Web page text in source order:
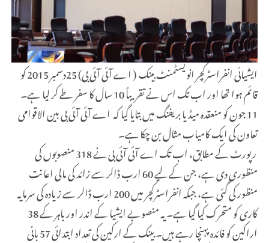
ایشیائی انفراسٹرکچر انویسٹمنٹ بینک ( اے آئی آئی بی) 25دسمبر 2015 کو
قائم ہوا تھا اور اب تک اس نے تقریباً 10 سال کا سفر طے کر لیا ہے۔
11 جون کو منعقدہ میڈیا بریفنگ میں بتایا گیا کہ اے آئی آئی بی بین الاقوامی
تعاون کی ایک کامیاب مثال بن چکا ہے۔
رپورٹ کے مطابق، اب تک اے آئی آئی بی نے 318 منصوبوں کی
منظوری دی ہے، جن کے لیے 60 ارب ڈالر سے زائد کی مالی اعانت
منظور کی گئی ہے، جبکہ انفراسٹرکچر میں 200 ارب ڈالر سے زیادہ کی سرمایہ
کاری کو متحرک کیا گیا ہے۔ یہ منصوبے ایشیا کے اندر اور باہر کے 38
اراکین کو فائدہ پہنچا رہے ہیں۔ بینک کے ارکین کی تعداد ابتدائی 57 بانی